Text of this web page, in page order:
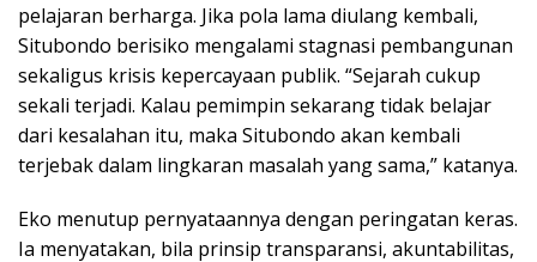
pelajaran berharga. Jika pola lama diulang kembali,
Situbondo berisiko mengalami stagnasi pembangunan
sekaligus krisis kepercayaan publik. “Sejarah cukup
sekali terjadi. Kalau pemimpin sekarang tidak belajar
dari kesalahan itu, maka Situbondo akan kembali
terjebak dalam lingkaran masalah yang sama,” katanya.
Eko menutup pernyataannya dengan peringatan keras.
Ia menyatakan, bila prinsip transparansi, akuntabilitas,